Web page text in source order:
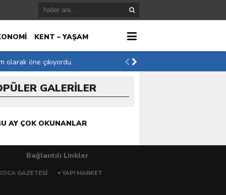
KENT – YAŞAM
olarak öne çıkıyordu.
GALERİLER
AY ÇOK OKUNANLAR
Bağlantılı Linkler
GAZETESI YAPI MARKET